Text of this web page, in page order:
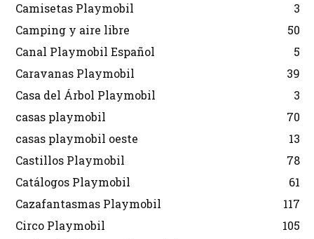
Camisetas Playmobil
3
Camping y aire libre
50
Canal Playmobil Español
5
Caravanas Playmobil
39
Casa del Árbol Playmobil
3
casas playmobil
70
casas playmobil oeste
13
Castillos Playmobil
78
Catálogos Playmobil
61
Cazafantasmas Playmobil
117
Circo Playmobil
105